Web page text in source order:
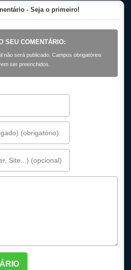
- Seja o primeiro!
SEU COMENTÁRIO:
não será publicado. Campos obrigatórios
ser preenchidos.